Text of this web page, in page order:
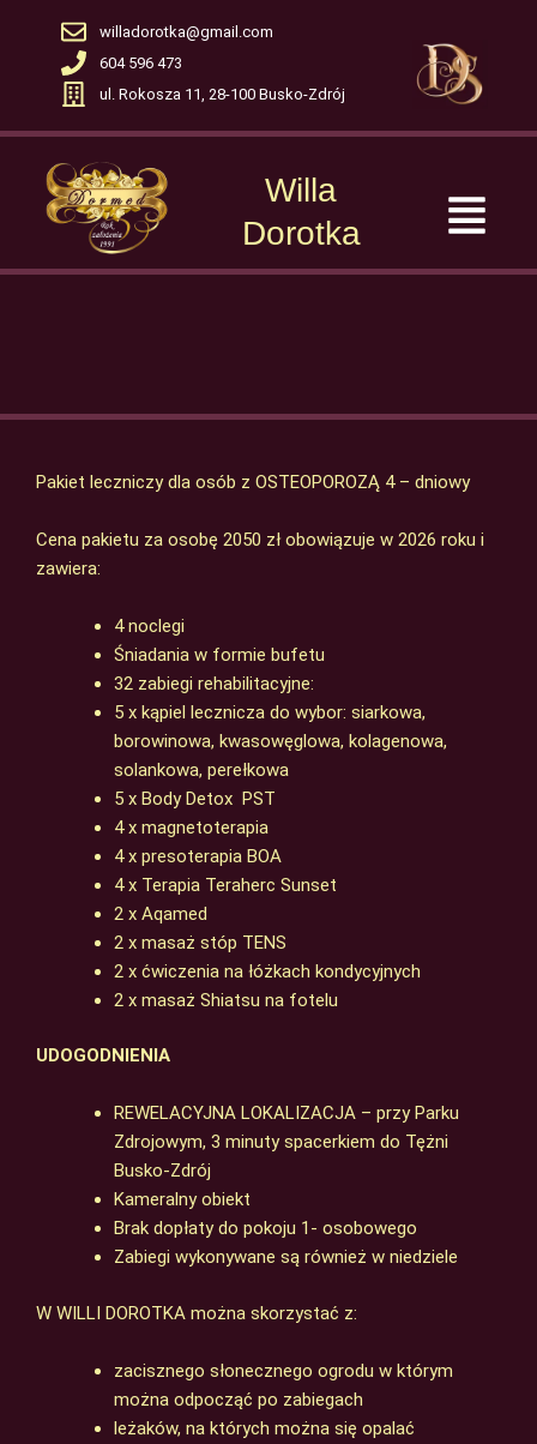
willadorotka@gmail.com
604 596 473
ul. Rokosza 11, 28-100 Busko-Zdrój
Willa
Dorotka
Menu
Pakiet leczniczy dla osób z OSTEOPOROZĄ 4 – dniowy
Cena pakietu za osobę 2050 zł obowiązuje w 2026 roku i
zawiera:
4 noclegi
Śniadania w formie bufetu
32 zabiegi rehabilitacyjne:
5 x kąpiel lecznicza do wybor: siarkowa,
borowinowa, kwasowęglowa, kolagenowa,
solankowa, perełkowa
5 x Body Detox PST
4 x magnetoterapia
4 x presoterapia BOA
4 x Terapia Teraherc Sunset
2 x Aqamed
2 x masaż stóp TENS
2 x ćwiczenia na łóżkach kondycyjnych
2 x masaż Shiatsu na fotelu
UDOGODNIENIA
REWELACYJNA LOKALIZACJA – przy Parku
Zdrojowym, 3 minuty spacerkiem do Tężni
Busko-Zdrój
Kameralny obiekt
Brak dopłaty do pokoju 1- osobowego
Zabiegi wykonywane są również w niedziele
W WILLI DOROTKA można skorzystać z:
zacisznego słonecznego ogrodu w którym
można odpocząć po zabiegach
leżaków, na których można się opalać